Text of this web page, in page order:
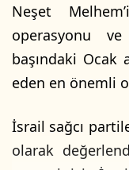
Neşet
operasyonu
başındaki Ocak
eden en önemli
İsrail sağcı
olarak